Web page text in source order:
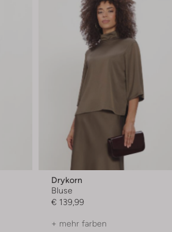
Drykorn
Bluse
€ 139,99
+ mehr farben